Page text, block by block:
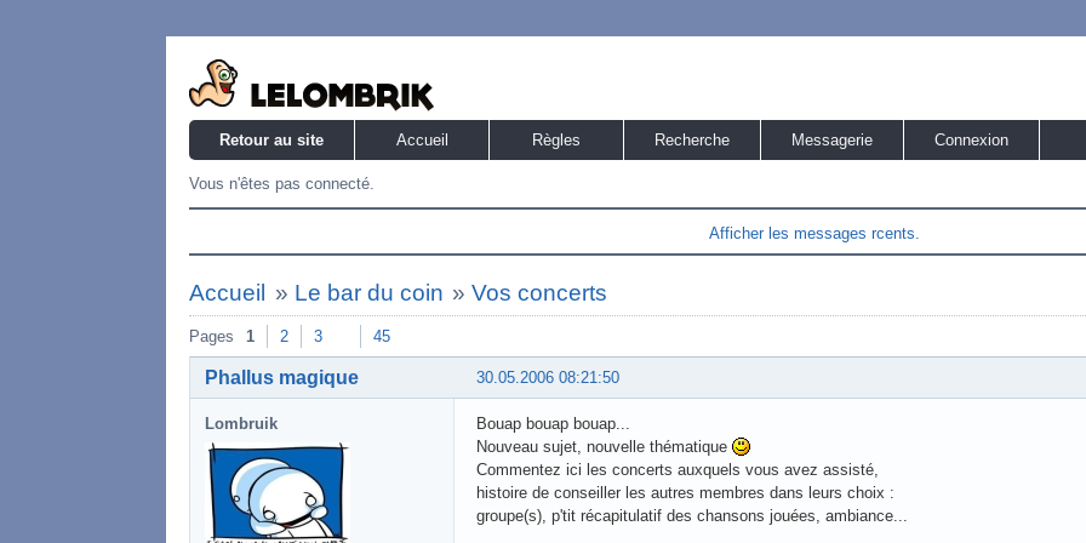
Retour au site Accueil Règles Recherche Messagerie Connexion
Vous n'êtes pas connecté.
Afficher les messages rcents.
Accueil » Le bar du coin »Vos concerts
Pages 1 2 3 45
30.05.2006 08:21:50
Phallus magique
Lombruik
Bouap bouap bouap...
Nouveau sujet, nouvelle thématique
Commentez ici les concerts auxquels vous avez assisté,
histoire de conseiller les autres membres dans leurs choix :
groupe(s), p'tit récapitulatif des chansons jouées, ambiance...